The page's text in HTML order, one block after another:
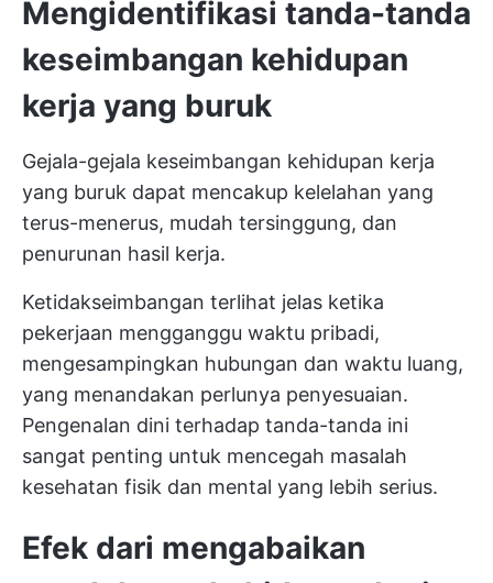
Mengidentifikasi tanda-tanda
keseimbangan kehidupan
kerja yang buruk
Gejala-gejala keseimbangan kehidupan kerja
yang buruk dapat mencakup kelelahan yang
terus-menerus, mudah tersinggung, dan
penurunan hasil kerja.
Ketidakseimbangan terlihat jelas ketika
pekerjaan mengganggu waktu pribadi,
mengesampingkan hubungan dan waktu luang,
yang menandakan perlunya penyesuaian.
Pengenalan dini terhadap tanda-tanda ini
sangat penting untuk mencegah masalah
kesehatan fisik dan mental yang lebih serius.
Efek dari mengabaikan